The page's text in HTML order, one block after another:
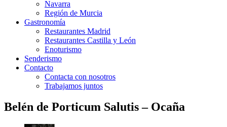
Navarra
Región de Murcia
Gastronomía
Restaurantes Madrid
Restaurantes Castilla y León
Enoturismo
Senderismo
Contacto
Contacta con nosotros
Trabajamos juntos
Belén de Porticum Salutis – Ocaña